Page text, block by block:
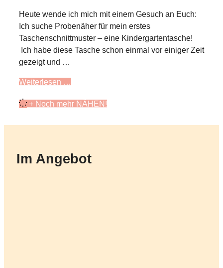
Heute wende ich mich mit einem Gesuch an Euch:
Ich suche Probenäher für mein erstes
Taschenschnittmuster – eine Kindergartentasche!
Ich habe diese Tasche schon einmal vor einiger Zeit
gezeigt und …
Weiterlesen …
+ Noch mehr NÄHEN!
Im Angebot